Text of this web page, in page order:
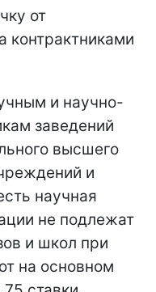
от
контрактниками
и научно-
заведений
высшего
и
научная
не подлежат
и школ при
на основном